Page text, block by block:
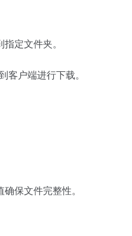
定文件夹。
户端进行下载。
保文件完整性。